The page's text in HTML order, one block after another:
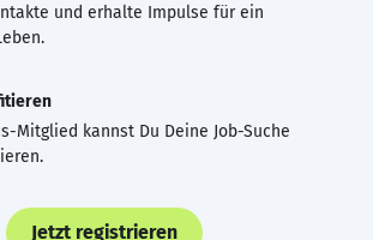
und erhalte Impulse für ein
Mitglied kannst Du Deine Job-Suche
Jetzt registrieren